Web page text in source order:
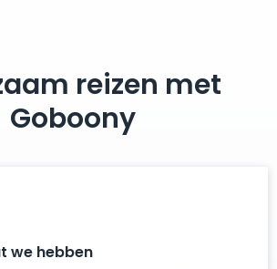
reizen met
Goboony
we hebben